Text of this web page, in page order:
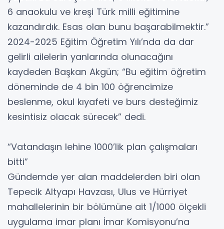
6 anaokulu ve kreşi Türk milli eğitimine
kazandırdık. Esas olan bunu başarabilmektir.”
2024-2025 Eğitim Öğretim Yılı’nda da dar
gelirli ailelerin yanlarında olunacağını
kaydeden Başkan Akgün; “Bu eğitim öğretim
döneminde de 4 bin 100 öğrencimize
beslenme, okul kıyafeti ve burs desteğimiz
kesintisiz olacak sürecek” dedi.
“Vatandaşın lehine 1000’lik plan çalışmaları
bitti”
Gündemde yer alan maddelerden biri olan
Tepecik Altyapı Havzası, Ulus ve Hürriyet
mahallelerinin bir bölümüne ait 1/1000 ölçekli
uygulama imar planı İmar Komisyonu’na